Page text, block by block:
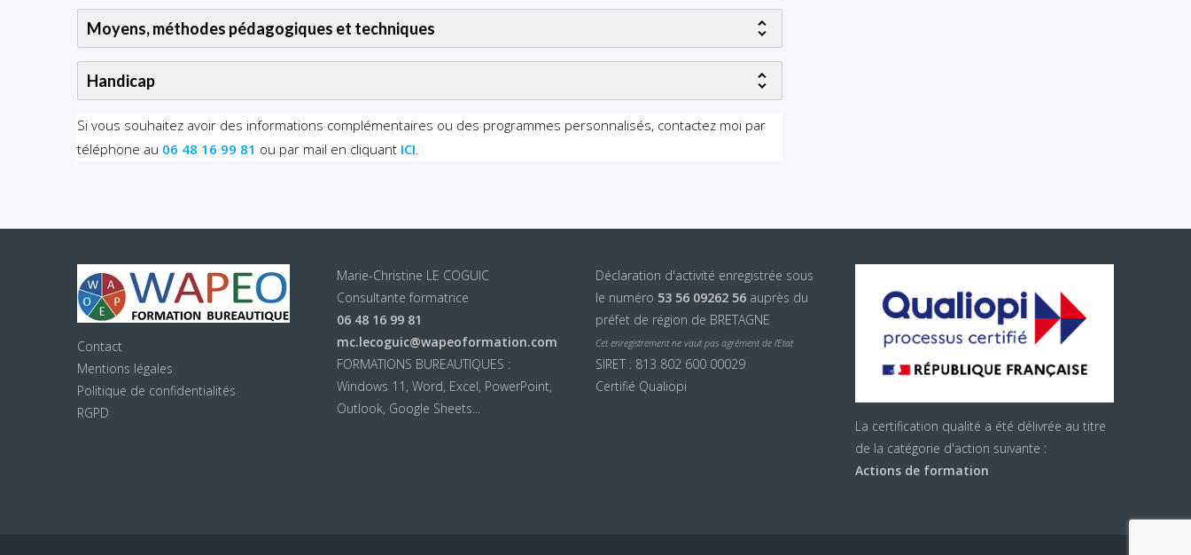
Moyens, méthodes pédagogiques et techniques
Handicap
Si vous souhaitez avoir des informations complémentaires ou des programmes personnalisés, contactez moi par
téléphone au 06 48 16 99 81 ou par mail en cliquant ICI.
Contact
Mentions légales
Politique de confidentialités
RGPD
Marie-Christine LE COGUIC
Consultante formatrice
06 48 16 99 81
mc.lecoguic@wapeoformation.com
FORMATIONS BUREAUTIQUES :
Windows 11, Word, Excel, PowerPoint,
Outlook, Google Sheets...
Déclaration d'activité enregistrée sous
le numéro 53 56 09262 56 auprès du
préfet de région de BRETAGNE
Cet enregistrement ne vaut pas agrément de l’Etat
SIRET : 813 802 600 00029
Certifié Qualiopi
La certification qualité a été délivrée au titre
de la catégorie d'action suivante :
Actions de formation